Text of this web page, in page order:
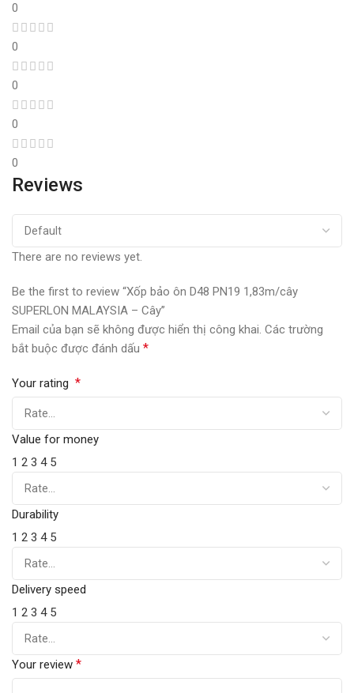
0
0
0
0
0
Reviews
There are no reviews yet.
Be the first to review “Xốp bảo ôn D48 PN19 1,83m/cây
SUPERLON MALAYSIA – Cây”
Email của bạn sẽ không được hiển thị công khai. Các trường
bắt buộc được đánh dấu *
Your rating *
Value for money
1 2 3 4 5
Durability
1 2 3 4 5
Delivery speed
1 2 3 4 5
Your review *